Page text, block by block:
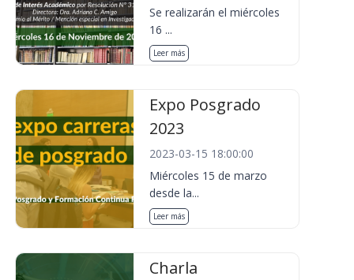
Se realizarán el miércoles
16 ...
Leer más
Expo Posgrado
2023
2023-03-15 18:00:00
Miércoles 15 de marzo
desde la...
Leer más
Charla